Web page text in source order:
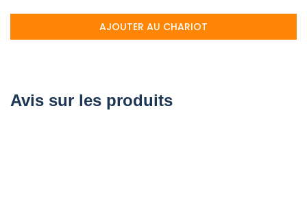
Avis sur les produits
AJOUTER AU CHARIOT